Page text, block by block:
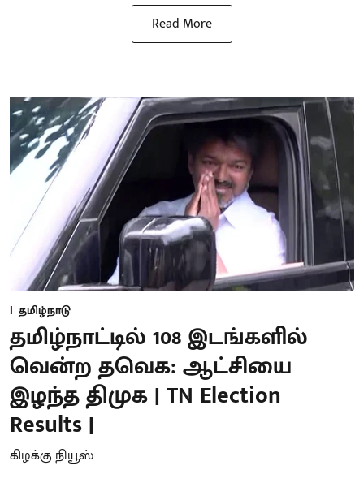
Read More
தமிழ்நாடு
தமிழ்நாட்டில் 108 இடங்களில்
வென்ற தவெக: ஆட்சியை
இழந்த திமுக | TN Election
Results |
கிழக்கு நியூஸ்